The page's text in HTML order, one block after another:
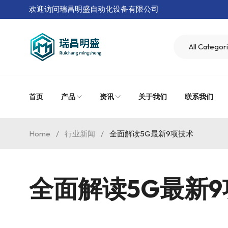
欢迎访问瑞昌明盛自动化设备有限公司
首页 产品 资讯 关于我们 联系我们
Home / 行业新闻 / 全面解读5G最新9项技术
全面解读5G最新